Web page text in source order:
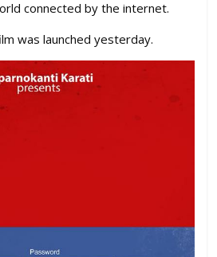
connected by the internet.
was launched yesterday.